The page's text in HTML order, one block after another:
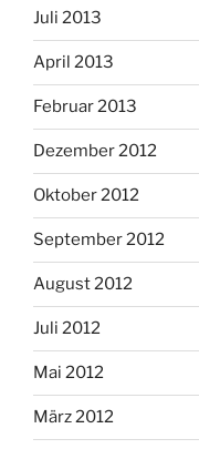
Juli 2013
April 2013
Februar 2013
Dezember 2012
Oktober 2012
September 2012
August 2012
Juli 2012
Mai 2012
März 2012